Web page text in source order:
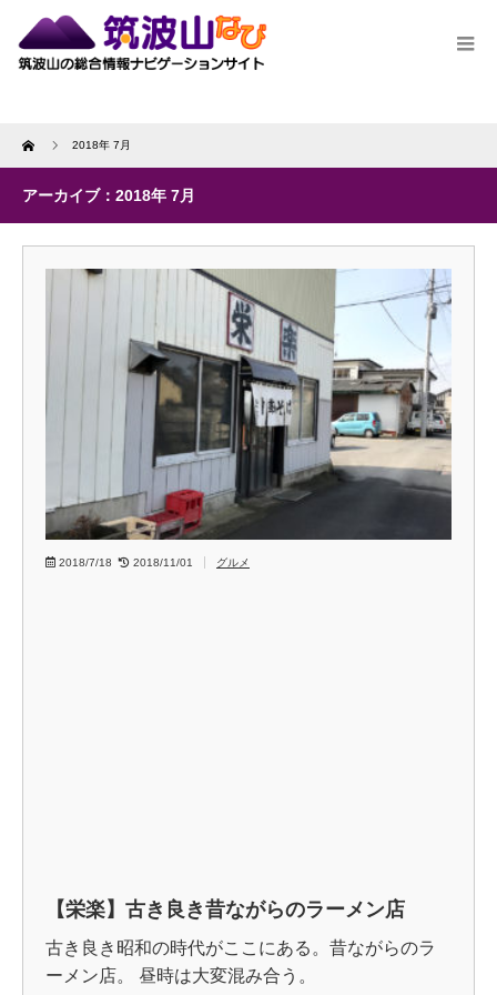
Home 2018年 7月
アーカイブ：2018年 7月
2018/7/18 2018/11/01 グルメ
【栄楽】古き良き昔ながらのラーメン店
古き良き昭和の時代がここにある。昔ながらのラ
ーメン店。 昼時は大変混み合う。